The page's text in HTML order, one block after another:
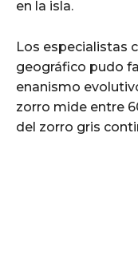
en la isla.
Los especialistas
geográfico pudo
enanismo
zorro mide entre
del zorro gris